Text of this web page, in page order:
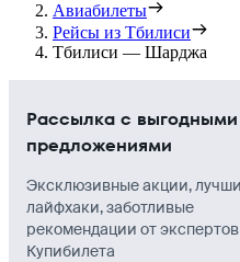
Авиабилеты
Рейсы из Тбилиси
Тбилиси — Шарджа
Рассылка с выгодными
предложениями
Эксклюзивные акции,
лайфхаки, заботливые
рекомендации от экспертов
Купибилета